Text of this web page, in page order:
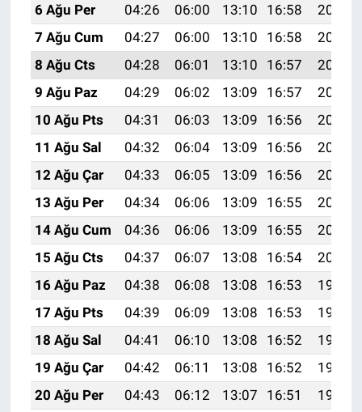
6 Ağu Per
04:26 06:00 13:10 16:58
20:10
7 Ağu Cum
04:27 06:00 13:10 16:58
20:09
8 Ağu Cts
04:28 06:01 13:10 16:57
20:08
9 Ağu Paz
04:29 06:02 13:09 16:57
20:07
10 Ağu Pts
04:31 06:03 13:09 16:56
20:06
11 Ağu Sal
04:32 06:04 13:09 16:56
20:05
12 Ağu Çar
04:33 06:05 13:09 16:56
20:03
13 Ağu Per
04:34 06:06 13:09 16:55
20:02
14 Ağu Cum
04:36 06:06 13:09 16:55
20:01
15 Ağu Cts
04:37 06:07 13:08 16:54
20:00
16 Ağu Paz
04:38 06:08 13:08 16:53
19:59
17 Ağu Pts
04:39 06:09 13:08 16:53
19:57
18 Ağu Sal
04:41 06:10 13:08 16:52
19:56
19 Ağu Çar
04:42 06:11 13:08 16:52
19:55
20 Ağu Per
04:43 06:12 13:07 16:51
19:53